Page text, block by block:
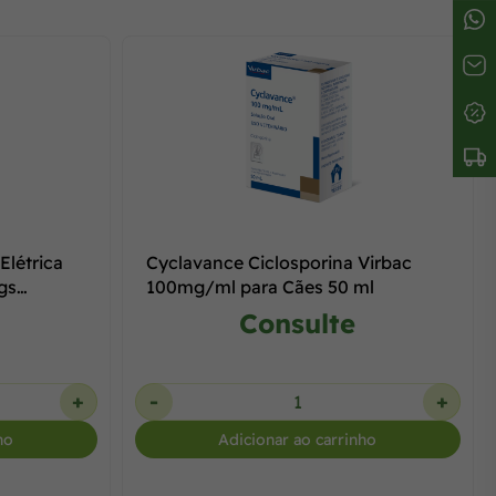
+
Cyclavance Ciclosporina Virbac
100mg/ml para Cães 50 ml
Consulte
- +
Adicionar ao carrinho